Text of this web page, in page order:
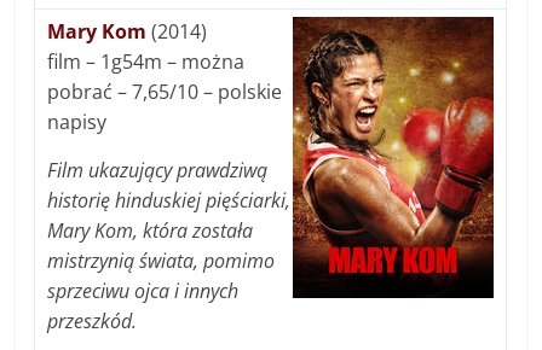
Mary Kom (2014)
film – 1g54m – można
pobrać – 7,65/10 – polskie
napisy
Film ukazujący prawdziwą
historię hinduskiej pięściarki,
Mary Kom, która została
mistrzynią świata, pomimo
sprzeciwu ojca i innych
przeszkód.